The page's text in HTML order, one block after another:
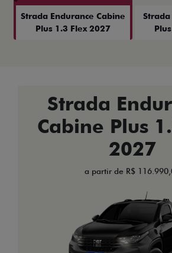
Strada Endurance Cabine
Plus 1.3 Flex 2027
Strada
Anterior
Strada
Cabine Plus
2027
a partir de R$